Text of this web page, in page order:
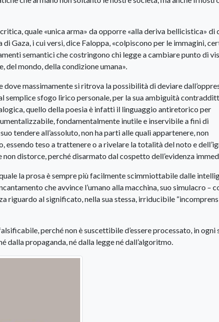
quale «unica arma» da opporre «alla deriva bellicistica» di
Gaza, i cui versi, dice Faloppa, «colpiscono per le immagini,
semantici che costringono chi legge a cambiare punto di
del mondo, della condizione umana».
dove massimamente si ritrova la possibilità di deviare
semplice sfogo lirico personale, per la sua ambiguità
quello della poesia è infatti il linguaggio antiretorico per
fondamentalmente inutile e inservibile a fini di
tendere all’assoluto, non ha parti alle quali appartenere, non
teso a trattenere o a rivelare la totalità del noto e
distorce, perché disarmato dal cospetto dell’evidenza
la prosa è sempre più facilmente scimmiottabile dalle
che avvince l’umano alla macchina, suo simulacro –
riguardo al significato, nella sua stessa, irriducibile
perché non è suscettibile d’essere processato, in ogni
propaganda, né dalla legge né dall’algoritmo.